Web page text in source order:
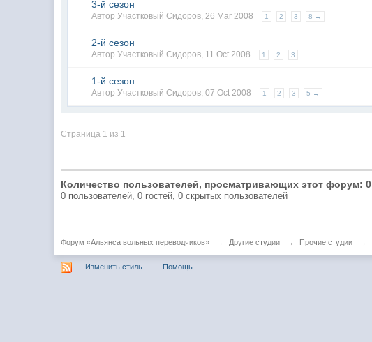
3-й сезон
АвторУчастковый Сидоров,26 Mar 2008 1 2 3 8 →
2-й сезон
АвторУчастковый Сидоров, 11 Oct 2008 1 2 3
1-й сезон
АвторУчастковый Сидоров,07 Oct 2008 1 2 3 5 →
Страница 1 из 1
Количество пользователей, просматривающих этот форум: 0
0 пользователей, 0 гостей, 0 скрытых пользователей
Форум «Альянса вольных переводчиков» → Другие студии → Прочие студии →
Изменить стиль Помощь